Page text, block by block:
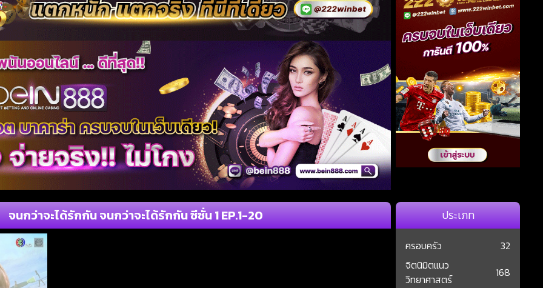
จนกว่าจะได้รักกัน จนกว่าจะได้รักกัน ซีซั่น 1 EP.1-20 ประเภท
ครอบครัว
32
จิตนิมิตแนว
วิทยาศาสตร์
168